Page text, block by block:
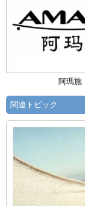
阿瑪施
関連トピック